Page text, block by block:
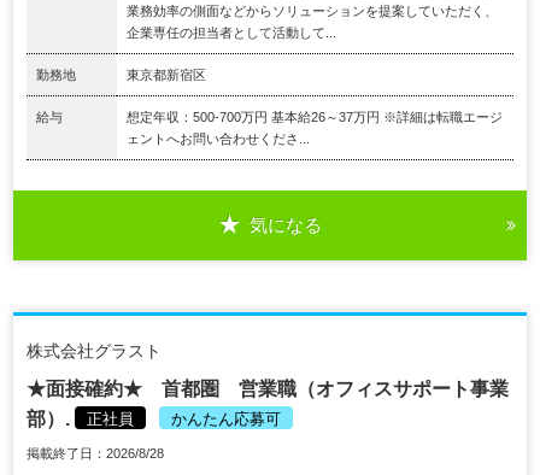
業務効率の側面などからソリューションを提案していただく、
企業専任の担当者として活動して...
勤務地 東京都新宿区
給与
想定年収：500-700万円 基本給26～37万円 ※詳細は転職エージ
ェントへお問い合わせくださ...
気になる
株式会社グラスト
★面接確約★ 首都圏 営業職（オフィスサポート事業
部）.
正社員 かんたん応募可
掲載終了日：2026/8/28